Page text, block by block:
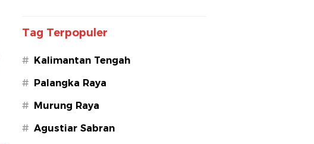
Tag Terpopuler
# Kalimantan Tengah
# Palangka Raya
# Murung Raya
# Agustiar Sabran